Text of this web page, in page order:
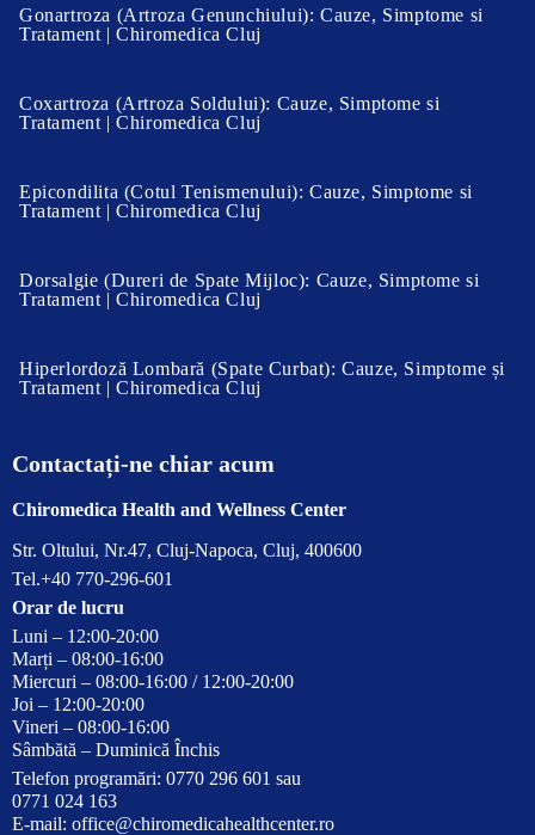
Gonartroza (Artroza Genunchiului): Cauze, Simptome si
Tratament | Chiromedica Cluj
Coxartroza (Artroza Soldului): Cauze, Simptome si
Tratament | Chiromedica Cluj
Epicondilita (Cotul Tenismenului): Cauze, Simptome si
Tratament | Chiromedica Cluj
Dorsalgie (Dureri de Spate Mijloc): Cauze, Simptome si
Tratament | Chiromedica Cluj
Hiperlordoză Lombară (Spate Curbat): Cauze, Simptome și
Tratament | Chiromedica Cluj
Contactați-ne chiar acum
Chiromedica Health and Wellness Center
Str. Oltului, Nr.47, Cluj-Napoca, Cluj, 400600
Tel.+40 770-296-601
Orar de lucru
Luni – 12:00-20:00
Marți – 08:00-16:00
Miercuri – 08:00-16:00 / 12:00-20:00
Joi – 12:00-20:00
Vineri – 08:00-16:00
Sâmbătă – Duminică Închis
Telefon programări: 0770 296 601 sau
0771 024 163
E-mail: office@chiromedicahealthcenter.ro